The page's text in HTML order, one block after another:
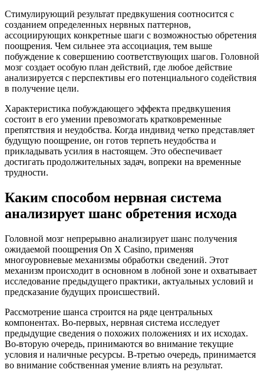
Стимулирующий результат предвкушения соотносится с
созданием определенных нервных паттернов,
ассоциирующих конкретные шаги с возможностью обретения
поощрения. Чем сильнее эта ассоциация, тем выше
побуждение к совершению соответствующих шагов. Головной
мозг создает особую план действий, где любое действие
анализируется с перспективы его потенциального содействия
в получение цели.
Характеристика побуждающего эффекта предвкушения
состоит в его умении превозмогать кратковременные
препятствия и неудобства. Когда индивид четко представляет
будущую поощрение, он готов терпеть неудобства и
прикладывать усилия в настоящем. Это обеспечивает
достигать продолжительных задач, вопреки на временные
трудности.
Каким способом нервная система
анализирует шанс обретения исхода
Головной мозг непрерывно анализирует шанс получения
ожидаемой поощрения On X Casino, применяя
многоуровневые механизмы обработки сведений. Этот
механизм происходит в основном в лобной зоне и охватывает
исследование предыдущего практики, актуальных условий и
предсказание будущих происшествий.
Рассмотрение шанса строится на ряде центральных
компонентах. Во-первых, нервная система исследует
предыдущие сведения о похожих положениях и их исходах.
Во-вторую очередь, принимаются во внимание текущие
условия и наличные ресурсы. В-третью очередь, принимается
во внимание собственная умение влиять на результат.